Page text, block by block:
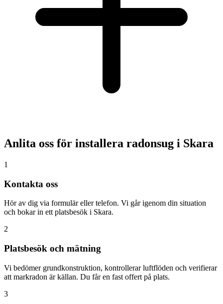
Anlita oss för installera radonsug i Skara
1
Kontakta oss
Hör av dig via formulär eller telefon. Vi går igenom din situation
och bokar in ett platsbesök i Skara.
2
Platsbesök och mätning
Vi bedömer grundkonstruktion, kontrollerar luftflöden och verifierar
att markradon är källan. Du får en fast offert på plats.
3